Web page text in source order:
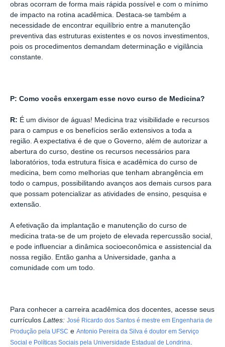
obras ocorram de forma mais rápida possível e com o mínimo
de impacto na rotina acadêmica. Destaca-se também a
necessidade de encontrar equilíbrio entre a manutenção
preventiva das estruturas existentes e os novos investimentos,
pois os procedimentos demandam determinação e vigilância
constante.
P: Como vocês enxergam esse novo curso de Medicina?
R: É um divisor de águas! Medicina traz visibilidade e recursos
para o campus e os benefícios serão extensivos a toda a
região. A expectativa é de que o Governo, além de autorizar a
abertura do curso, destine os recursos necessários para
laboratórios, toda estrutura física e acadêmica do curso de
medicina, bem como melhorias que tenham abrangência em
todo o campus, possibilitando avanços aos demais cursos para
que possam potencializar as atividades de ensino, pesquisa e
extensão.
A efetivação da implantação e manutenção do curso de
medicina trata-se de um projeto de elevada repercussão social,
e pode influenciar a dinâmica socioeconômica e assistencial da
nossa região. Então ganha a Universidade, ganha a
comunidade com um todo.
Para conhecer a carreira acadêmica dos docentes, acesse seus
currículos Lattes: José Ricardo dos Santos é mestre em Engenharia de
Produção pela UFSC e Antonio Pereira da Silva é doutor em Serviço
Social e Políticas Sociais pela Universidade Estadual de Londrina